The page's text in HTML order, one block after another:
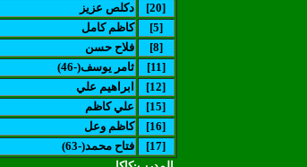
دكلص عزيز
[20]
كاظم كامل
[5]
فلاح حسن
[8]
(ثامر يوسف(-46
[11]
ابراهيم علي
[12]
علي كاظم
[15]
كاظم وعل
[16]
(فتاح محمد(-63
[17]